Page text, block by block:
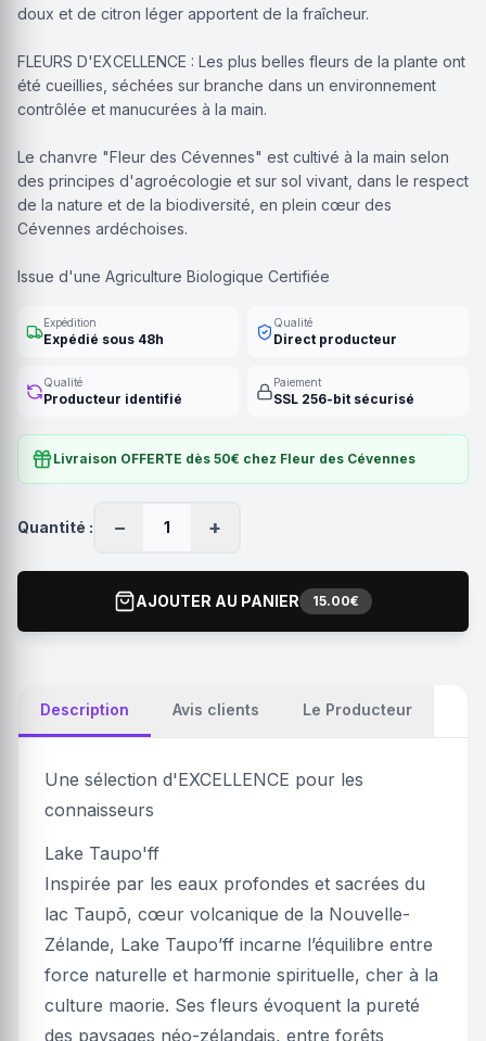
doux et de citron léger apportent de la fraîcheur.
FLEURS D'EXCELLENCE : Les plus belles fleurs de la plante ont
été cueillies, séchées sur branche dans un environnement
contrôlée et manucurées à la main.
Le chanvre "Fleur des Cévennes" est cultivé à la main selon
des principes d'agroécologie et sur sol vivant, dans le respect
de la nature et de la biodiversité, en plein cœur des
Cévennes ardéchoises.
Issue d'une Agriculture Biologique Certifiée
Expédition
Expédié sous 48h
Qualité
Direct producteur
Qualité
Producteur identifié
Paiement
SSL 256-bit sécurisé
Livraison OFFERTE dès 50€ chez Fleur des Cévennes
Quantité : − 1 +
AJOUTER AU PANIER 15.00€
Description Avis clients Le Producteur
Une sélection d'EXCELLENCE pour les
connaisseurs
Lake Taupo'ff
Inspirée par les eaux profondes et sacrées du
lac Taupō, cœur volcanique de la Nouvelle-
Zélande, Lake Taupo’ff incarne l’équilibre entre
force naturelle et harmonie spirituelle, cher à la
culture maorie. Ses fleurs évoquent la pureté
des paysages néo-zélandais, entre forêts